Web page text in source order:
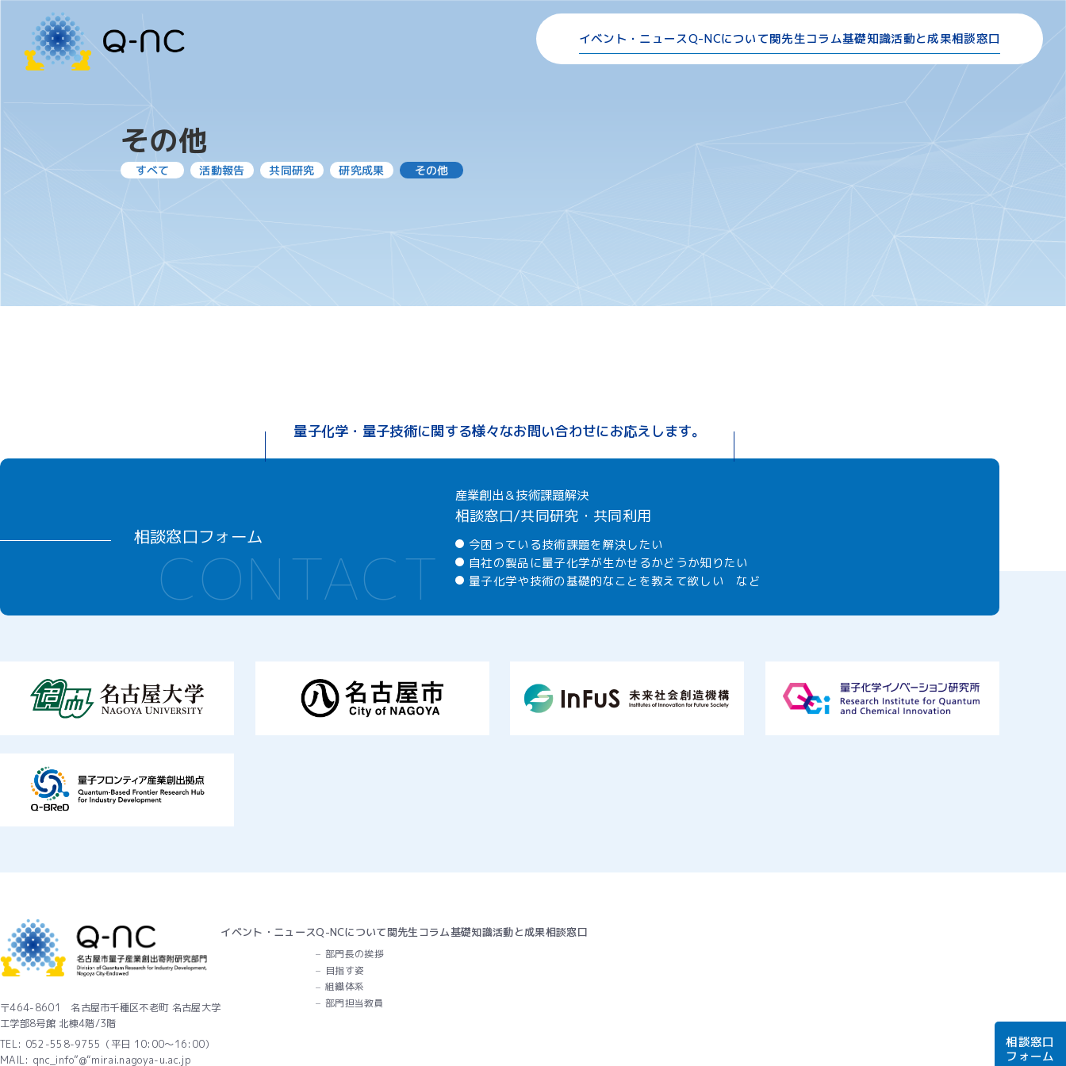
イベント・ニュースQ-NCについて関先生コラム基礎知識活動と成果相談窓口
その他
すべて 活動報告 共同研究 研究成果 その他
量子化学・量子技術に関する様々なお問い合わせにお応えします。
相談窓口フォーム
産業創出＆技術課題解決
相談窓口/共同研究・共同利用
今困っている技術課題を解決したい
自社の製品に量子化学が生かせるかどうか知りたい
量子化学や技術の基礎的なことを教えて欲しい など
〒464-8601 名古屋市千種区不老町 名古屋大学
工学部8号館 北棟4階/3階
TEL: 052-558-9755（平日 10:00～16:00）
MAIL: qnc_info”@“mirai.nagoya-u.ac.jp
イベント・ニュースQ-NCについて
部門長の挨拶
目指す姿
組織体系
部門担当教員
関先生コラム基礎知識活動と成果相談窓口
相談窓口
フォーム